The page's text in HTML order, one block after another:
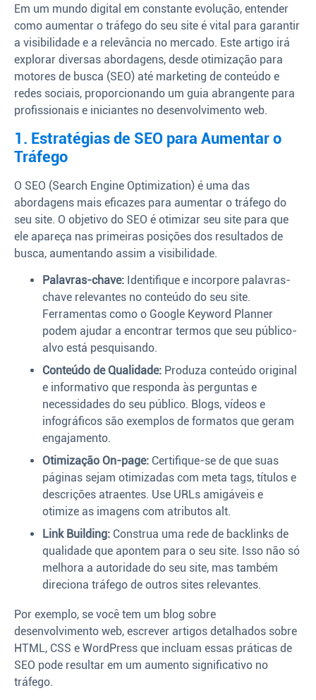
Em um mundo digital em constante evolução, entender
como aumentar o tráfego do seu site é vital para garantir
a visibilidade e a relevância no mercado. Este artigo irá
explorar diversas abordagens, desde otimização para
motores de busca (SEO) até marketing de conteúdo e
redes sociais, proporcionando um guia abrangente para
profissionais e iniciantes no desenvolvimento web.
1. Estratégias de SEO para Aumentar o
Tráfego
O SEO (Search Engine Optimization) é uma das
abordagens mais eficazes para aumentar o tráfego do
seu site. O objetivo do SEO é otimizar seu site para que
ele apareça nas primeiras posições dos resultados de
busca, aumentando assim a visibilidade.
Palavras-chave: Identifique e incorpore palavras-
chave relevantes no conteúdo do seu site.
Ferramentas como o Google Keyword Planner
podem ajudar a encontrar termos que seu público-
alvo está pesquisando.
Conteúdo de Qualidade: Produza conteúdo original
e informativo que responda às perguntas e
necessidades do seu público. Blogs, vídeos e
infográficos são exemplos de formatos que geram
engajamento.
Otimização On-page: Certifique-se de que suas
páginas sejam otimizadas com meta tags, títulos e
descrições atraentes. Use URLs amigáveis e
otimize as imagens com atributos alt.
Link Building: Construa uma rede de backlinks de
qualidade que apontem para o seu site. Isso não só
melhora a autoridade do seu site, mas também
direciona tráfego de outros sites relevantes.
Por exemplo, se você tem um blog sobre
desenvolvimento web, escrever artigos detalhados sobre
HTML, CSS e WordPress que incluam essas práticas de
SEO pode resultar em um aumento significativo no
tráfego.